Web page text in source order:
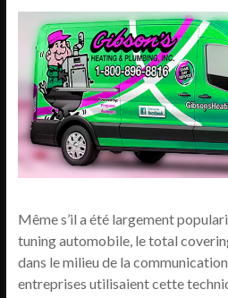
Même s’il a été largement
tuning automobile, le total
dans le milieu de la
entreprises utilisaient cette